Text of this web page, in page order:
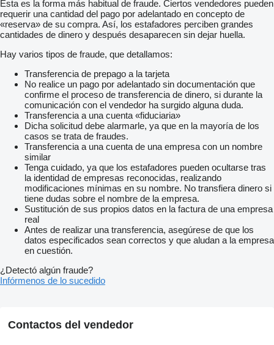
Esta es la forma más habitual de fraude. Ciertos vendedores pueden
requerir una cantidad del pago por adelantado en concepto de
«reserva» de su compra. Así, los estafadores perciben grandes
cantidades de dinero y después desaparecen sin dejar huella.
Hay varios tipos de fraude, que detallamos:
Transferencia de prepago a la tarjeta
No realice un pago por adelantado sin documentación que
confirme el proceso de transferencia de dinero, si durante la
comunicación con el vendedor ha surgido alguna duda.
Transferencia a una cuenta «fiduciaria»
Dicha solicitud debe alarmarle, ya que en la mayoría de los
casos se trata de fraudes.
Transferencia a una cuenta de una empresa con un nombre
similar
Tenga cuidado, ya que los estafadores pueden ocultarse tras
la identidad de empresas reconocidas, realizando
modificaciones mínimas en su nombre. No transfiera dinero si
tiene dudas sobre el nombre de la empresa.
Sustitución de sus propios datos en la factura de una empresa
real
Antes de realizar una transferencia, asegúrese de que los
datos especificados sean correctos y que aludan a la empresa
en cuestión.
¿Detectó algún fraude?
Infórmenos de lo sucedido
Contactos del vendedor